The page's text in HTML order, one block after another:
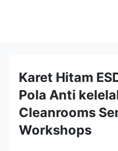
Karet Hitam
Pola Anti
Cleanrooms
Workshops